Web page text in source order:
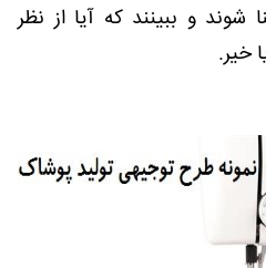
و ببینند که آیا از نظر
خیر.